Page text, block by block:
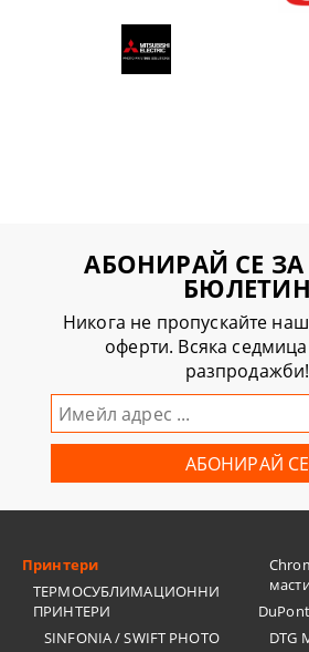
АБОНИРАЙ СЕ
БЮЛЕТИН
Никога не пропускайте
оферти. Всяка
разпродажби!
Принтери
ТЕРМОСУБЛИМАЦИОННИ
ПРИНТЕРИ
SINFONIA / SWIFT PHOTO
DTG